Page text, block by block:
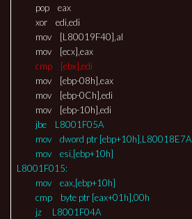
pop eax
xor edi,edi
mov [L80019F40],al
mov [ecx],eax
cmp [ebx],edi
mov [ebp-08h],eax
mov [ebp-0Ch],edi
mov [ebp-10h],edi
jbe L8001F05A
mov dword ptr [ebp+10h],L80018E7A
mov esi,[ebp+10h]
L8001F015:
mov eax,[ebp+10h]
cmp byte ptr [eax+01h],00h
jz L8001F04A